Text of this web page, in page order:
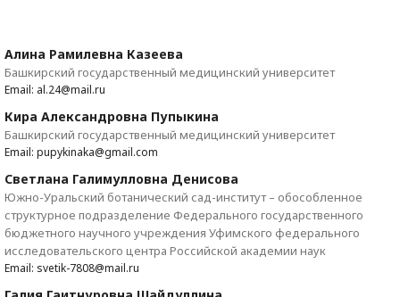
Алина Рамилевна Казеева
Башкирский государственный медицинский университет
Email: al.24@mail.ru
Кира Александровна Пупыкина
Башкирский государственный медицинский университет
Email: pupykinaka@gmail.com
Светлана Галимулловна Денисова
Южно-Уральский ботанический сад-институт – обособленное
структурное подразделение Федерального государственного
бюджетного научного учреждения Уфимского федерального
исследовательского центра Российской академии наук
Email: svetik-7808@mail.ru